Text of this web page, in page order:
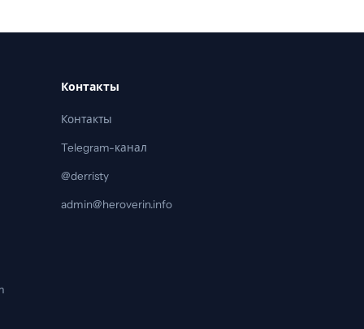
Контакты
Контакты
Telegram-канал
@derristy
admin@heroverin.info